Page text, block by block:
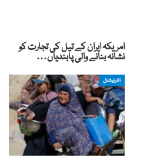
امریکہ ایران کے تیل کی تجارت کو
نشانہ بنانے والی پابندیاں…
انٹرنیشنل